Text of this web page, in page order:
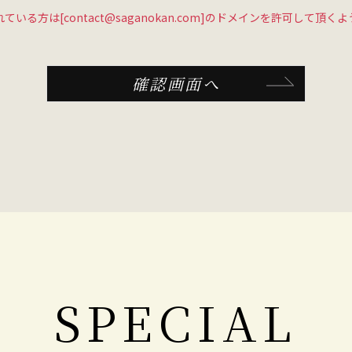
ている方は[contact@saganokan.com]のドメインを許可して頂くよ
確認画面へ
SPECIAL